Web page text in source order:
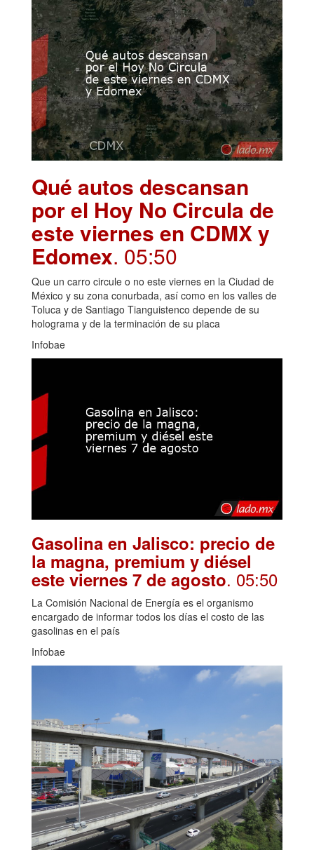
Qué autos descansan
por el Hoy No Circula de
este viernes en CDMX y
Edomex. 05:50
Que un carro circule o no este viernes en la Ciudad de
México y su zona conurbada, así como en los valles de
Toluca y de Santiago Tianguistenco depende de su
holograma y de la terminación de su placa
Infobae
Gasolina en Jalisco: precio de
la magna, premium y diésel
este viernes 7 de agosto. 05:50
La Comisión Nacional de Energía es el organismo
encargado de informar todos los días el costo de las
gasolinas en el país
Infobae